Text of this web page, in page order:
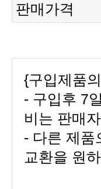
판매가격
{구입제품
비는 판매
교환을 원